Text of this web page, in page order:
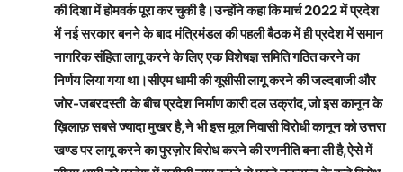
की दिशा में होमवर्क पूरा कर चुकी है।उन्होंने कहा कि मार्च 2022 में प्रदेश
में नई सरकार बनने के बाद मंत्रिमंडल की पहली बैठक में ही प्रदेश में समान
नागरिक संहिता लागू करने के लिए एक विशेषज्ञ समिति गठित करने का
निर्णय लिया गया था।सीएम धामी की यूसीसी लागू करने की जल्दबाजी और
जोर-जबरदस्ती के बीच प्रदेश निर्माण कारी दल उक्रांद,जो इस कानून के
ख़िलाफ़ सबसे ज्यादा मुखर है,ने भी इस मूल निवासी विरोधी कानून को उत्तरा
खण्ड पर लागू करने का पुरज़ोर विरोध करने की रणनीति बना ली है,ऐसे में